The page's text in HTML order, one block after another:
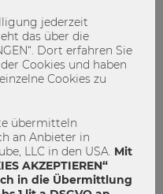
für soziale Medien
von Youtube sehen
zugehörigen Cookie
jederzeit
das über die
Dort erfahren Sie
Cookies und haben
Cookies zu
übermitteln
an Anbieter in
LLC in den USA. Mit
AKZEPTIEREN“
in die Übermittlung